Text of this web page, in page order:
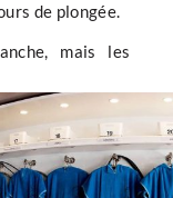
de plongée.
mais les